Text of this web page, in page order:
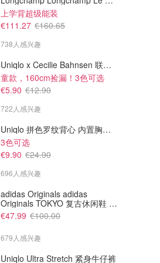
上学背超级能装
€111.27 €160.65
738人感兴趣
Uniqlo x Cecilie Bahnsen 联名T恤
童款，160cm捡漏！3色可选
€5.90 €12.90
722人感兴趣
Uniqlo 拼色罗纹背心 内置胸垫 标准款
3色可选
€9.90 €24.90
696人感兴趣
adidas Originals adidas
Originals TOKYO 复古休闲鞋 深
棕色
€47.99 €100.00
679人感兴趣
Uniqlo Ultra Stretch 紧身牛仔裤